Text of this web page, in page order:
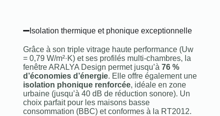
Isolation thermique et phonique exceptionnelle
Grâce à son triple vitrage haute performance (Uw
= 0,79 W/m²·K) et ses profilés multi-chambres, la
fenêtre ARALYA Design permet jusqu’à 76 %
d’économies d’énergie. Elle offre également une
isolation phonique renforcée, idéale en zone
urbaine (jusqu’à 40 dB de réduction sonore). Un
choix parfait pour les maisons basse
consommation (BBC) et conformes à la RT2012.